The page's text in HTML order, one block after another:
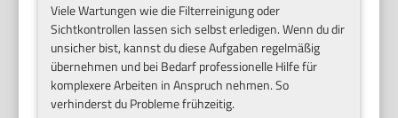
Viele Wartungen wie die Filterreinigung oder
Sichtkontrollen lassen sich selbst erledigen. Wenn du dir
unsicher bist, kannst du diese Aufgaben regelmäßig
übernehmen und bei Bedarf professionelle Hilfe für
komplexere Arbeiten in Anspruch nehmen. So
verhinderst du Probleme frühzeitig.